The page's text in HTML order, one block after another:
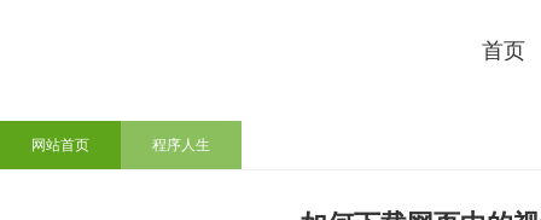
首页
网站首页 程序人生